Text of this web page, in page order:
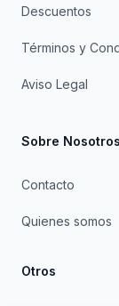
Descuentos
Términos y
Aviso Legal
Sobre Nosotros
Contacto
Quienes somos
Otros